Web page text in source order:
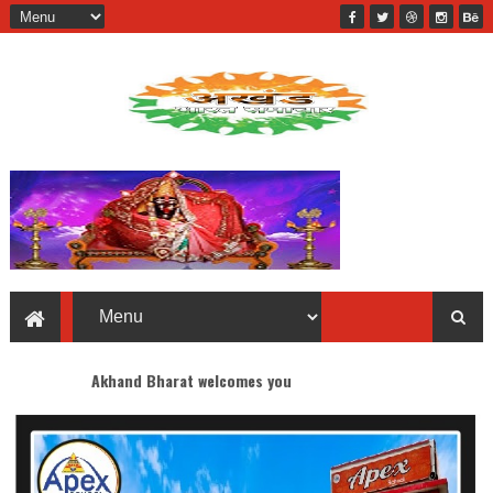
Bharat welcomes you